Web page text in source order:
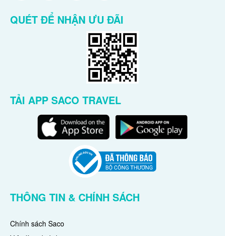
QUÉT ĐỂ NHẬN ƯU ĐÃI
TẢI APP SACO TRAVEL
THÔNG TIN & CHÍNH SÁCH
Chính sách Saco